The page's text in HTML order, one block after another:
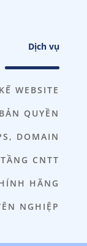
Dịch vụ
WEBSITE
QUYỀN
DOMAIN
CNTT
HÃNG
NGHIỆP